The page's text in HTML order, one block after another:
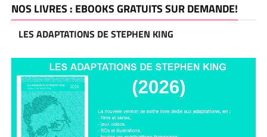
NOS LIVRES : EBOOKS GRATUITS SUR DEMANDE!
LES ADAPTATIONS DE STEPHEN KING